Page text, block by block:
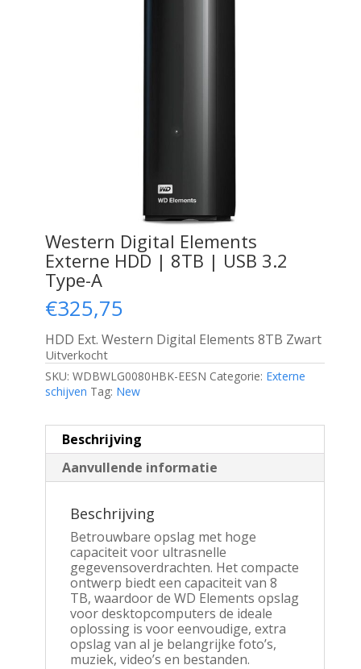
Western Digital Elements
Externe HDD | 8TB | USB 3.2
Type-A
€325,75
HDD Ext. Western Digital Elements 8TB Zwart
Uitverkocht
SKU: WDBWLG0080HBK-EESN Categorie: Externe
schijven Tag: New
Beschrijving
Aanvullende informatie
Beschrijving
Betrouwbare opslag met hoge
capaciteit voor ultrasnelle
gegevensoverdrachten. Het compacte
ontwerp biedt een capaciteit van 8
TB, waardoor de WD Elements opslag
voor desktopcomputers de ideale
oplossing is voor eenvoudige, extra
opslag van al je belangrijke foto’s,
muziek, video’s en bestanden.